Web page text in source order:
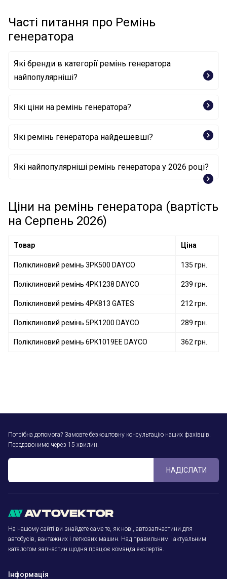
Часті питання про Ремінь
генератора
Які бренди в категорії ремінь генератора
найпопулярніші?
GATES
BOSCH
Які ціни на ремінь генератора?
Які ремінь генератора найдешевші?
Поліклиновий ремінь AD03R641 BLUE PRINT
Які найпопулярніші ремінь генератора у 2026 році?
Поліклиновий ремінь 1 987 947 938 BOSCH
Поліклиновий ремінь 3PK675 GATES
Поліклиновий ремінь 4PK770 DAYCO
Ціни на ремінь генератора (вартість
на Серпень 2026)
Товар Ціна
Поліклиновий ремінь 3PK500 DAYCO 135 грн.
Поліклиновий ремінь 4PK1238 DAYCO 239 грн.
Поліклиновий ремінь 4PK813 GATES 212 грн.
Поліклиновий ремінь 5PK1200 DAYCO 289 грн.
Поліклиновий ремінь 6PK1019EE DAYCO 362 грн.
Потрібна допомога? Замовте безкоштовну консультацію наших фахівців.
Передзвонимо через 15 хвилин.
НАДІСЛАТИ
На нашому сайті ви знайдете саме те, як нові, автозапчастини для
автобусів, вантажних і легкових машин. Над правильним і актуальним
каталогом запчастин щодня працює команда експертів.
Інформація